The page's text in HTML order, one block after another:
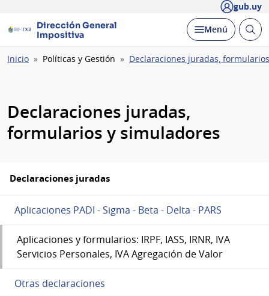
gub.uy
Dirección General
Impositiva
Desplegar
Menú Abrir
Ruta
Inicio Políticas y Gestión Declaraciones juradas,
Declaraciones juradas,
formularios y simuladores
Declaraciones juradas
Aplicaciones PADI - Sigma - Beta - Delta - PARS
Aplicaciones y formularios: IRPF, IASS, IRNR, IVA
Servicios Personales, IVA Agregación de Valor
Otras declaraciones